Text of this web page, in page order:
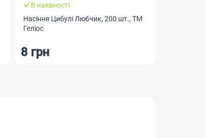
В наявності
Насіння Цибулі Любчик, 200 шт., ТМ
Геліос
8 грн